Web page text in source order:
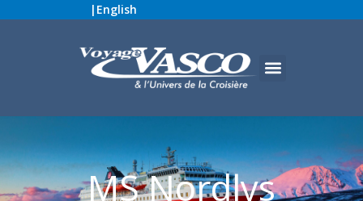
| English
MS Nordlys